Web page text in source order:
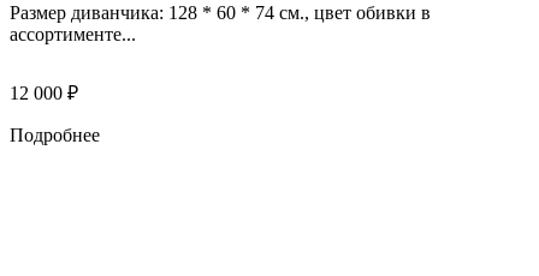
Размер диванчика: 128 * 60 * 74 см., цвет обивки в
ассортименте...
12 000 ₽
Подробнее